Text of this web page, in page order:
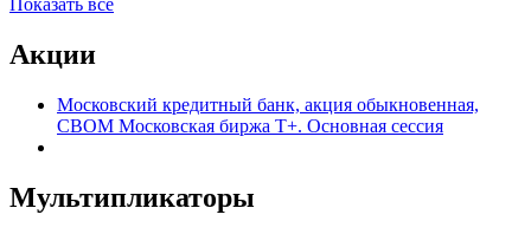
Показать все
Акции
Московский кредитный банк, акция обыкновенная,
CBOM Московская биржа Т+. Основная сессия
Мультипликаторы